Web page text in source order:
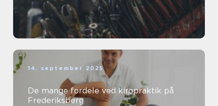
14. september 2025
De mange fordele ved kiropraktik på
Frederiksberg